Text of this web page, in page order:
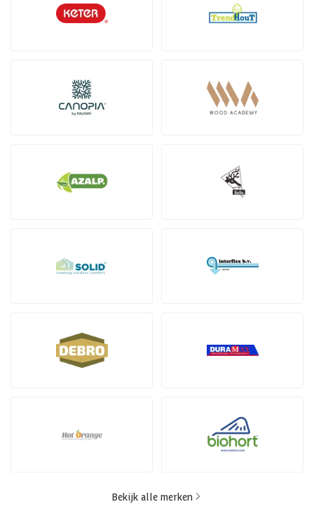
Bekijk alle merken